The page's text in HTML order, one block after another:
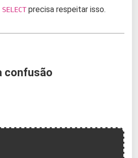
SELECT precisa respeitar isso.
confusão